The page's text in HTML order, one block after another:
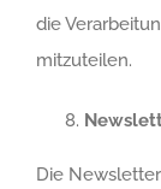
die
mitzuteilen.
Die